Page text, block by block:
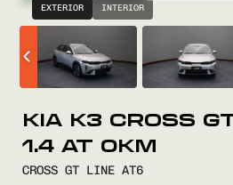
EXTERIOR INTERIOR
KIA K3 CROSS
1.4 AT 0KM
CROSS GT LINE AT6